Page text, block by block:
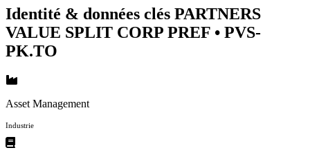
Identité & données clés PARTNERS
VALUE SPLIT CORP PREF • PVS-
PK.TO
Asset Management
Industrie